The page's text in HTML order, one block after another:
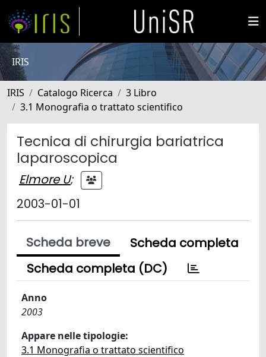
IRIS
IRIS Catalogo Ricerca
3 Libro
3.1 Monografia o trattato scientifico
Tecnica di chirurgia bariatrica
laparoscopica
Elmore U;
2003-01-01
Scheda breve
Scheda completa
Scheda completa (DC)
Anno
2003
Appare nelle tipologie:
3.1 Monografia o trattato scientifico